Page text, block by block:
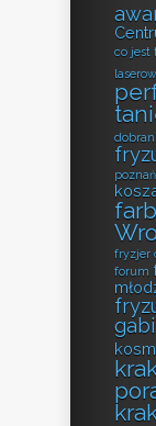
co jest
poznań
fryzjer
forum